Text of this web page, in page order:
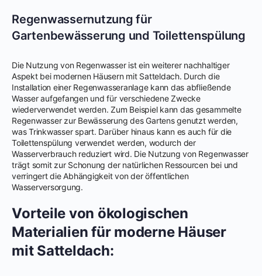
Regenwassernutzung für
Gartenbewässerung und Toilettenspülung
Die Nutzung von Regenwasser ist ein weiterer nachhaltiger
Aspekt bei modernen Häusern mit Satteldach. Durch die
Installation einer Regenwasseranlage kann das abfließende
Wasser aufgefangen und für verschiedene Zwecke
wiederverwendet werden. Zum Beispiel kann das gesammelte
Regenwasser zur Bewässerung des Gartens genutzt werden,
was Trinkwasser spart. Darüber hinaus kann es auch für die
Toilettenspülung verwendet werden, wodurch der
Wasserverbrauch reduziert wird. Die Nutzung von Regenwasser
trägt somit zur Schonung der natürlichen Ressourcen bei und
verringert die Abhängigkeit von der öffentlichen
Wasserversorgung.
Vorteile von ökologischen
Materialien für moderne Häuser
mit Satteldach: